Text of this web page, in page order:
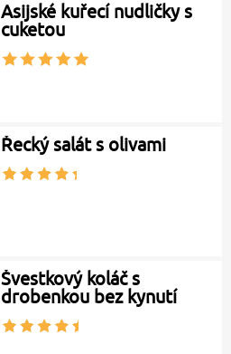
Asijské kuřecí nudličky s
cuketou
Řecký salát s olivami
Švestkový koláč s
drobenkou bez kynutí